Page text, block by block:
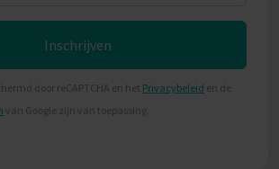
Inschrijven
door reCAPTCHA en het Privacybeleid en de
van Google zijn van toepassing.